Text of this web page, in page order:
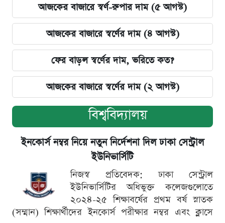
আজকের বাজারে স্বর্ণ-রুপার দাম (৫ আগস্ট)
আজকের বাজারে স্বর্ণের দাম (৪ আগস্ট)
ফের বাড়ল স্বর্ণের দাম, ভরিতে কত?
আজকের বাজারে স্বর্ণের দাম (২ আগস্ট)
বিশ্ববিদ্যালয়
ইনকোর্স নম্বর নিয়ে নতুন নির্দেশনা দিল ঢাকা সেন্ট্রাল
ইউনিভার্সিটি
নিজস্ব প্রতিবেদক: ঢাকা সেন্ট্রাল
ইউনিভার্সিটির অধিভুক্ত কলেজগুলোতে
২০২৪-২৫ শিক্ষাবর্ষের প্রথম বর্ষ স্নাতক
(সম্মান) শিক্ষার্থীদের ইনকোর্স পরীক্ষার নম্বর এবং ক্লাসে